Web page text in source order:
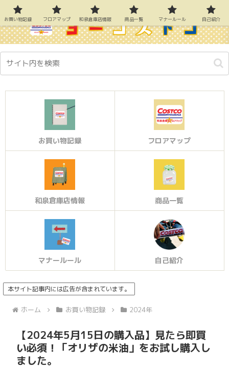
お買い物記録 フロアマップ
和泉倉庫店情報 商品一覧
マナールール 自己紹介
本サイト記事内には広告が含まれています。
ホーム お買い物記録 2024年
【2024年5月15日の購入品】見たら即買
い必須！「オリザの米油」をお試し購入し
ました。
お買い物記録 フロアマップ 和泉倉庫店情報 商品一覧 マナールール 自己紹介